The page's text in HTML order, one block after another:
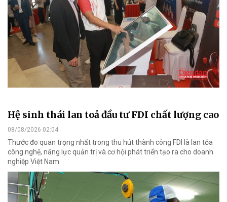
Hệ sinh thái lan toả đầu tư FDI chất lượng cao
08/08/2026 02:04
Thước đo quan trọng nhất trong thu hút thành công FDI là lan tỏa
công nghệ, năng lực quản trị và cơ hội phát triển tạo ra cho doanh
nghiệp Việt Nam.